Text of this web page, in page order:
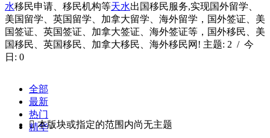
水移民申请、移民机构等天水出国移民服务,实现国外留学、
美国留学、英国留学、加拿大留学、海外留学，国外签证、美
国签证、英国签证、加拿大签证、海外签证等，国外移民、美
国移民、英国移民、加拿大移民、海外移民网! 主题: 2 / 今
日: 0
全部
最新
热门
精华
 本版块或指定的范围内尚无主题